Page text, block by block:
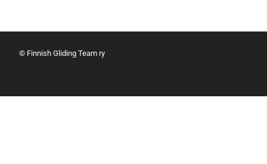
© Finnish Gliding Team ry